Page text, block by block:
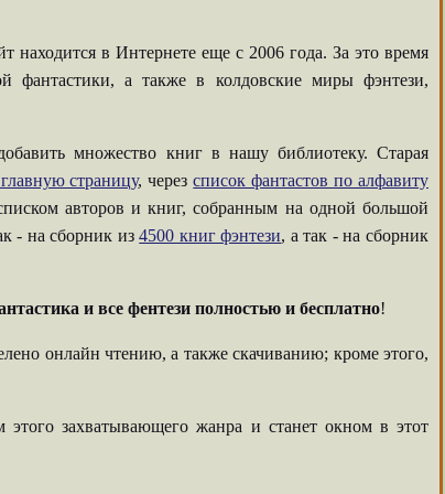
находится в Интернете еще с 2006 года. За это время
фантастики, а также в колдовские миры фэнтези,
множество книг в нашу библиотеку. Старая
страницу, черезсписок фантастов по алфавиту
авторов и книг, собранным на одной большой
- на сборник из4500 книг фэнтези, а так - на сборник
и все фентези полностью и бесплатно!
онлайн чтению, а также скачиванию; кроме этого,
захватывающего жанра и станет окном в этот